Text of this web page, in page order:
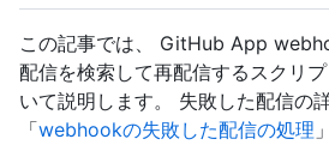
この記事では、 GitHub App
配信を検索して再配信するスクリ
いて説明します。 失敗した配信の
「webhookの失敗した配信の処理